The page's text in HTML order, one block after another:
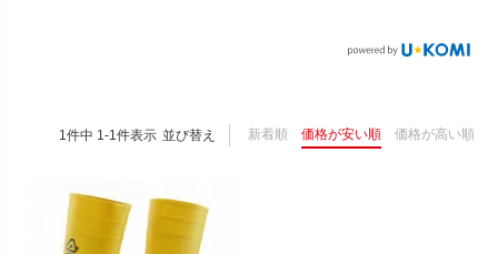
並び替え 新着順 価格が安い順 価格が高い順
1件中 1-1件表示